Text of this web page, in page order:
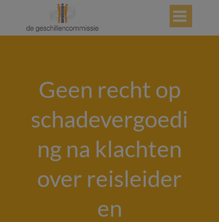

Geen recht op
schadevergoedi
ng na klachten
over reisleider
en